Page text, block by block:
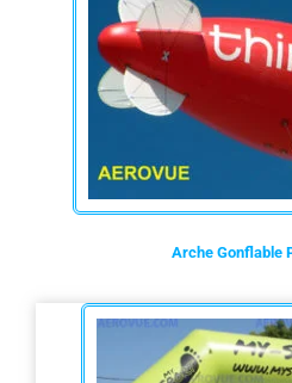
Arche Gonflable